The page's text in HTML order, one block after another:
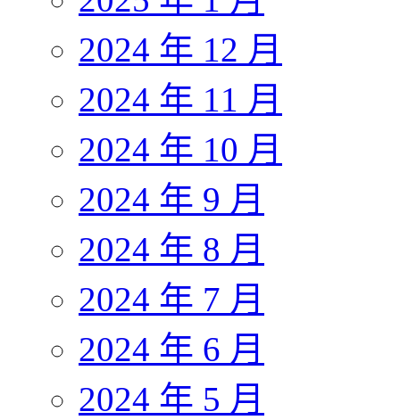
2024 年 12 月
2024 年 11 月
2024 年 10 月
2024 年 9 月
2024 年 8 月
2024 年 7 月
2024 年 6 月
2024 年 5 月